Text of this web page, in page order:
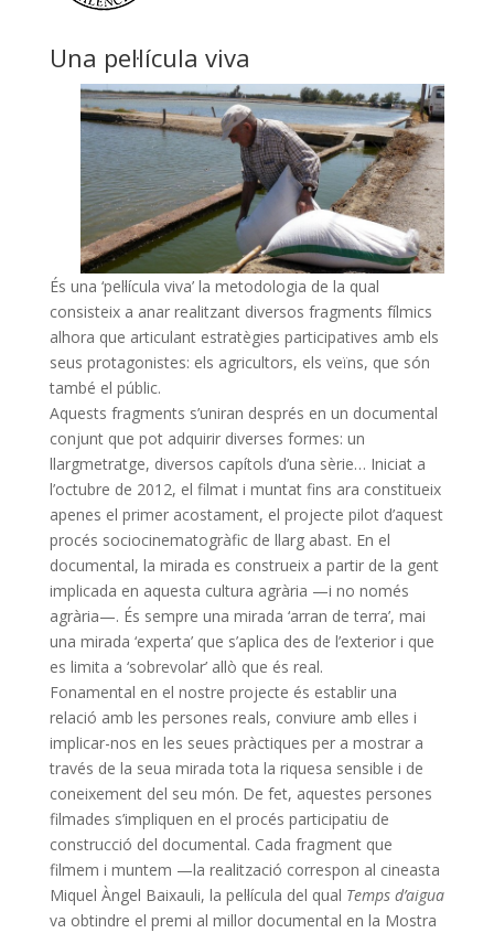
Una pel·lícula viva
És una ‘pel·lícula viva’ la metodologia de la qual
consisteix a anar realitzant diversos fragments fílmics
alhora que articulant estratègies participatives amb els
seus protagonistes: els agricultors, els veïns, que són
també el públic.
Aquests fragments s’uniran després en un documental
conjunt que pot adquirir diverses formes: un
llargmetratge, diversos capítols d’una sèrie… Iniciat a
l’octubre de 2012, el filmat i muntat fins ara constitueix
apenes el primer acostament, el projecte pilot d’aquest
procés sociocinematogràfic de llarg abast. En el
documental, la mirada es construeix a partir de la gent
implicada en aquesta cultura agrària —i no només
agrària—. És sempre una mirada ‘arran de terra’, mai
una mirada ‘experta’ que s’aplica des de l’exterior i que
es limita a ‘sobrevolar’ allò que és real.
Fonamental en el nostre projecte és establir una
relació amb les persones reals, conviure amb elles i
implicar-nos en les seues pràctiques per a mostrar a
través de la seua mirada tota la riquesa sensible i de
coneixement del seu món. De fet, aquestes persones
filmades s’impliquen en el procés participatiu de
construcció del documental. Cada fragment que
filmem i muntem —la realització correspon al cineasta
Miquel Àngel Baixauli, la pel·lícula del qual Temps d’aigua
va obtindre el premi al millor documental en la Mostra